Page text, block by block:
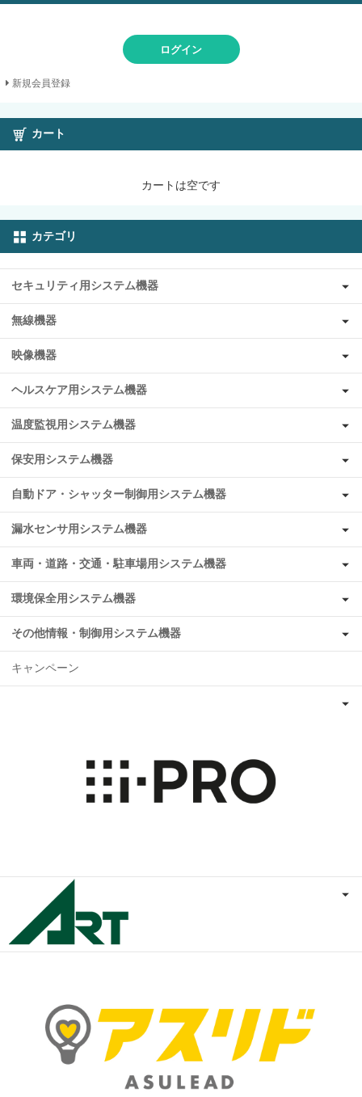
ログイン
新規会員登録
カート
カートは空です
カテゴリ
セキュリティ用システム機器
無線機器
映像機器
ヘルスケア用システム機器
温度監視用システム機器
保安用システム機器
自動ドア・シャッター制御用システム機器
漏水センサ用システム機器
車両・道路・交通・駐車場用システム機器
環境保全用システム機器
その他情報・制御用システム機器
キャンペーン